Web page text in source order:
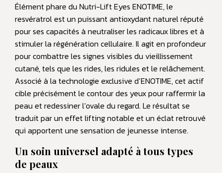
Élément phare du Nutri-Lift Eyes ENOTIME, le
resvératrol est un puissant antioxydant naturel réputé
pour ses capacités à neutraliser les radicaux libres et à
stimuler la régénération cellulaire. Il agit en profondeur
pour combattre les signes visibles du vieillissement
cutané, tels que les rides, les ridules et le relâchement.
Associé à la technologie exclusive d’ENOTIME, cet actif
cible précisément le contour des yeux pour raffermir la
peau et redessiner l’ovale du regard. Le résultat se
traduit par un effet lifting notable et un éclat retrouvé
qui apportent une sensation de jeunesse intense.
Un soin universel adapté à tous types
de peaux